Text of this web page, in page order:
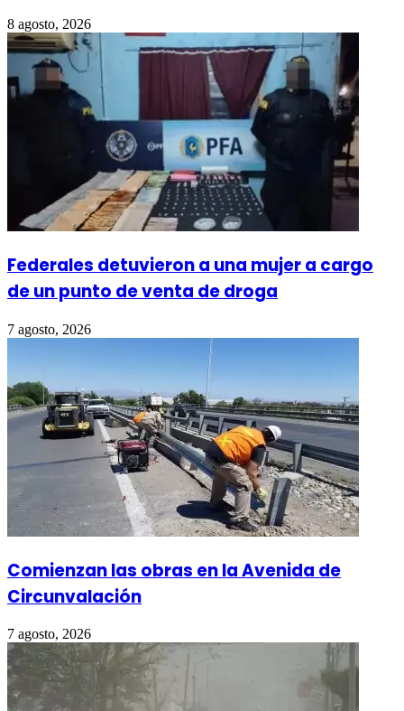
8 agosto, 2026
Federales detuvieron a una mujer a cargo
de un punto de venta de droga
7 agosto, 2026
Comienzan las obras en la Avenida de
Circunvalación
7 agosto, 2026